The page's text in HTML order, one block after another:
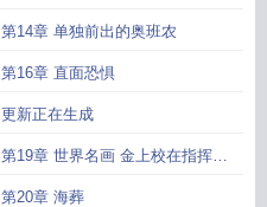
第14章 单独前出的奥班农
第16章 直面恐惧
更新正在生成
第19章 世界名画 金上校在指挥战
舰
第20章 海葬